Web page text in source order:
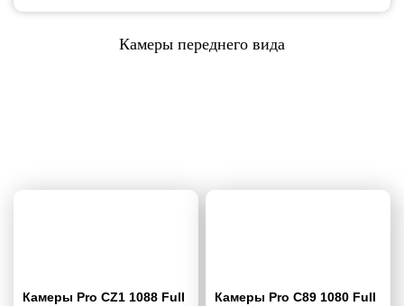
Камеры переднего вида
Камеры Pro CZ1 1088 Full
Камеры Pro C89 1080 Full